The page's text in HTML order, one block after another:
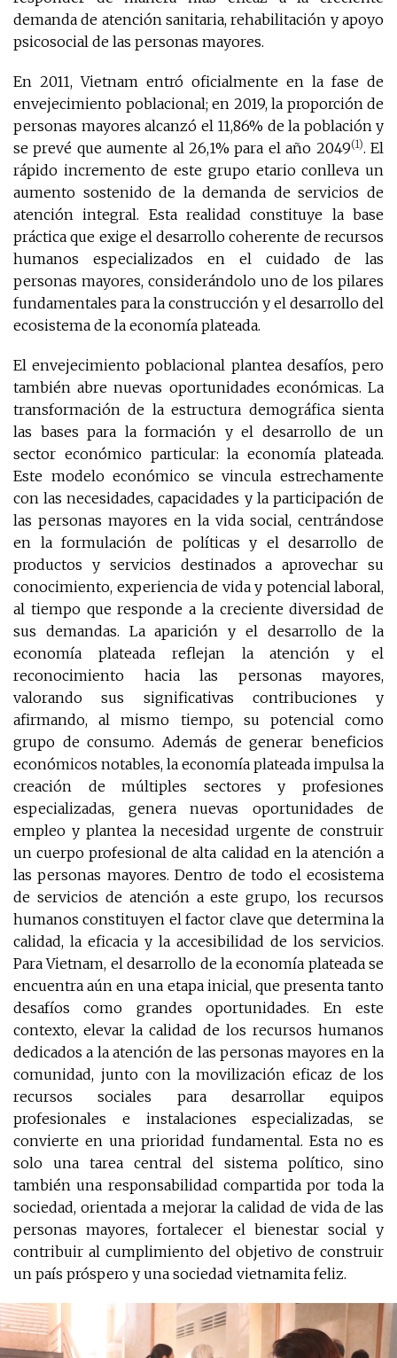
demanda de atención sanitaria, rehabilitación y apoyo
psicosocial de las personas mayores.
En 2011, Vietnam entró oficialmente en la fase de
envejecimiento poblacional; en 2019, la proporción de
personas mayores alcanzó el 11,86% de la población y
se prevé que aumente al 26,1% para el año 2049(1). El
rápido incremento de este grupo etario conlleva un
aumento sostenido de la demanda de servicios de
atención integral. Esta realidad constituye la base
práctica que exige el desarrollo coherente de recursos
humanos especializados en el cuidado de las
personas mayores, considerándolo uno de los pilares
fundamentales para la construcción y el desarrollo del
ecosistema de la economía plateada.
El envejecimiento poblacional plantea desafíos, pero
también abre nuevas oportunidades económicas. La
transformación de la estructura demográfica sienta
las bases para la formación y el desarrollo de un
sector económico particular: la economía plateada.
Este modelo económico se vincula estrechamente
con las necesidades, capacidades y la participación de
las personas mayores en la vida social, centrándose
en la formulación de políticas y el desarrollo de
productos y servicios destinados a aprovechar su
conocimiento, experiencia de vida y potencial laboral,
al tiempo que responde a la creciente diversidad de
sus demandas. La aparición y el desarrollo de la
economía plateada reflejan la atención y el
reconocimiento hacia las personas mayores,
valorando sus significativas contribuciones y
afirmando, al mismo tiempo, su potencial como
grupo de consumo. Además de generar beneficios
económicos notables, la economía plateada impulsa la
creación de múltiples sectores y profesiones
especializadas, genera nuevas oportunidades de
empleo y plantea la necesidad urgente de construir
un cuerpo profesional de alta calidad en la atención a
las personas mayores. Dentro de todo el ecosistema
de servicios de atención a este grupo, los recursos
humanos constituyen el factor clave que determina la
calidad, la eficacia y la accesibilidad de los servicios.
Para Vietnam, el desarrollo de la economía plateada se
encuentra aún en una etapa inicial, que presenta tanto
desafíos como grandes oportunidades. En este
contexto, elevar la calidad de los recursos humanos
dedicados a la atención de las personas mayores en la
comunidad, junto con la movilización eficaz de los
recursos sociales para desarrollar equipos
profesionales e instalaciones especializadas, se
convierte en una prioridad fundamental. Esta no es
solo una tarea central del sistema político, sino
también una responsabilidad compartida por toda la
sociedad, orientada a mejorar la calidad de vida de las
personas mayores, fortalecer el bienestar social y
contribuir al cumplimiento del objetivo de construir
un país próspero y una sociedad vietnamita feliz.